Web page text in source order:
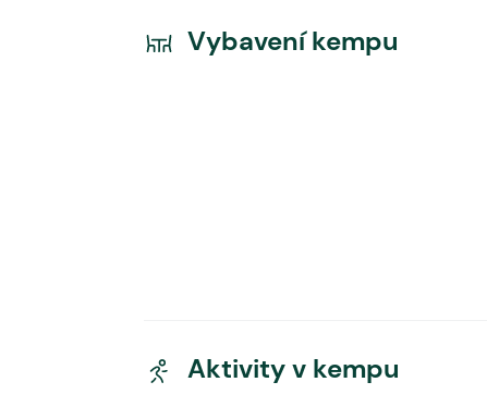
Vybavení kempu
Aktivity v kempu